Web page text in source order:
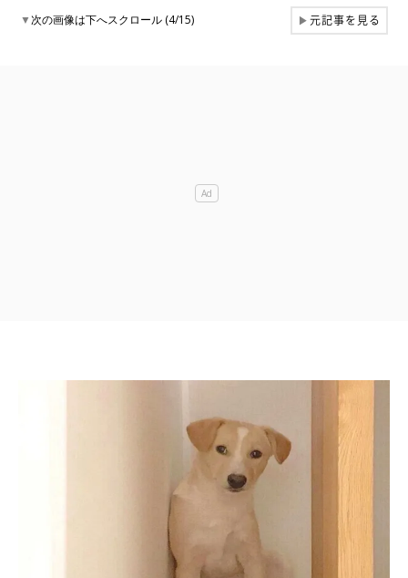
▼次の画像は下へスクロール (4/15) ▶元記事を見る